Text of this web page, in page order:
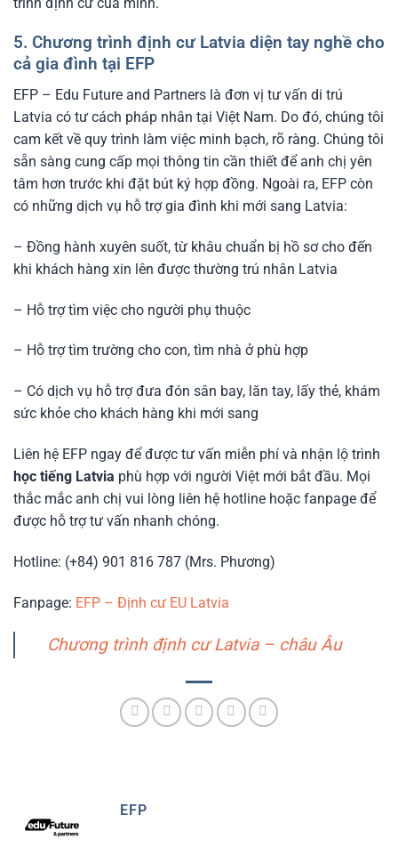
5. Chương trình định cư Latvia diện tay nghề cho
cả gia đình tại EFP
EFP – Edu Future and Partners là đơn vị tư vấn di trú
Latvia có tư cách pháp nhân tại Việt Nam. Do đó, chúng tôi
cam kết về quy trình làm việc minh bạch, rõ ràng. Chúng tôi
sẵn sàng cung cấp mọi thông tin cần thiết để anh chị yên
tâm hơn trước khi đặt bút ký hợp đồng. Ngoài ra, EFP còn
có những dịch vụ hỗ trợ gia đình khi mới sang Latvia:
– Đồng hành xuyên suốt, từ khâu chuẩn bị hồ sơ cho đến
khi khách hàng xin lên được thường trú nhân Latvia
– Hỗ trợ tìm việc cho người phụ thuộc
– Hỗ trợ tìm trường cho con, tìm nhà ở phù hợp
– Có dịch vụ hỗ trợ đưa đón sân bay, lăn tay, lấy thẻ, khám
sức khỏe cho khách hàng khi mới sang
Liên hệ EFP ngay để được tư vấn miễn phí và nhận lộ trình
học tiếng Latvia phù hợp với người Việt mới bắt đầu. Mọi
thắc mắc anh chị vui lòng liên hệ hotline hoặc fanpage để
được hỗ trợ tư vấn nhanh chóng.
Hotline: (+84) 901 816 787 (Mrs. Phương)
Fanpage: EFP – Định cư EU Latvia
Chương trình định cư Latvia – châu Âu
EFP